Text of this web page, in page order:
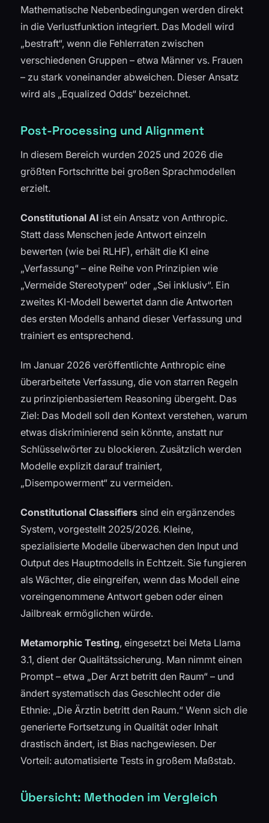
Mathematische Nebenbedingungen werden direkt
in die Verlustfunktion integriert. Das Modell wird
„bestraft“, wenn die Fehlerraten zwischen
verschiedenen Gruppen – etwa Männer vs. Frauen
– zu stark voneinander abweichen. Dieser Ansatz
wird als „Equalized Odds“ bezeichnet.
Post-Processing und Alignment
In diesem Bereich wurden 2025 und 2026 die
größten Fortschritte bei großen Sprachmodellen
erzielt.
Constitutional AI ist ein Ansatz von Anthropic.
Statt dass Menschen jede Antwort einzeln
bewerten (wie bei RLHF), erhält die KI eine
„Verfassung“ – eine Reihe von Prinzipien wie
„Vermeide Stereotypen“ oder „Sei inklusiv“. Ein
zweites KI-Modell bewertet dann die Antworten
des ersten Modells anhand dieser Verfassung und
trainiert es entsprechend.
Im Januar 2026 veröffentlichte Anthropic eine
überarbeitete Verfassung, die von starren Regeln
zu prinzipienbasiertem Reasoning übergeht. Das
Ziel: Das Modell soll den Kontext verstehen, warum
etwas diskriminierend sein könnte, anstatt nur
Schlüsselwörter zu blockieren. Zusätzlich werden
Modelle explizit darauf trainiert,
„Disempowerment“ zu vermeiden.
Constitutional Classifiers sind ein ergänzendes
System, vorgestellt 2025/2026. Kleine,
spezialisierte Modelle überwachen den Input und
Output des Hauptmodells in Echtzeit. Sie fungieren
als Wächter, die eingreifen, wenn das Modell eine
voreingenommene Antwort geben oder einen
Jailbreak ermöglichen würde.
Metamorphic Testing, eingesetzt bei Meta Llama
3.1, dient der Qualitätssicherung. Man nimmt einen
Prompt – etwa „Der Arzt betritt den Raum“ – und
ändert systematisch das Geschlecht oder die
Ethnie: „Die Ärztin betritt den Raum.“ Wenn sich die
generierte Fortsetzung in Qualität oder Inhalt
drastisch ändert, ist Bias nachgewiesen. Der
Vorteil: automatisierte Tests in großem Maßstab.
Übersicht: Methoden im Vergleich